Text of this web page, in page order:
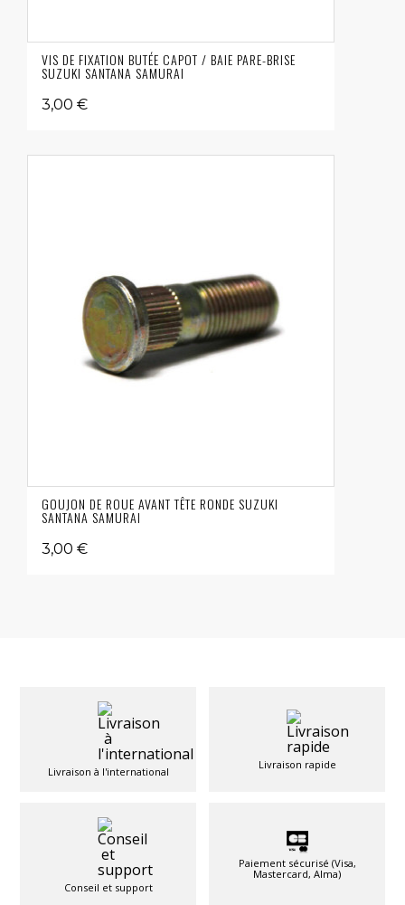
VIS DE FIXATION BUTÉE CAPOT / BAIE PARE-BRISE
SUZUKI SANTANA SAMURAI
3,00 €
GOUJON DE ROUE AVANT TÊTE RONDE SUZUKI
SANTANA SAMURAI
3,00 €
Livraison à l'international
Livraison rapide
Conseil et support
Paiement sécurisé (Visa,
Mastercard, Alma)